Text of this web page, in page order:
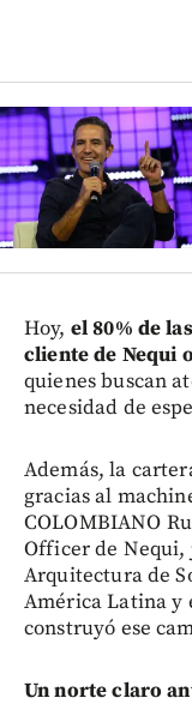
Hoy, el 80% de
cliente de Nequi
quienes buscan
necesidad de
Además, la
gracias al
COLOMBIANO
Officer de Nequi,
Arquitectura de
América Latina y
construyó ese
Un norte claro